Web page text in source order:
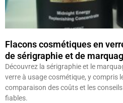
Flacons cosmétiques en
de sérigraphie et de
Découvrez la sérigraphie et le
verre à usage cosmétique, y compris
comparaison des coûts et les
fiables.